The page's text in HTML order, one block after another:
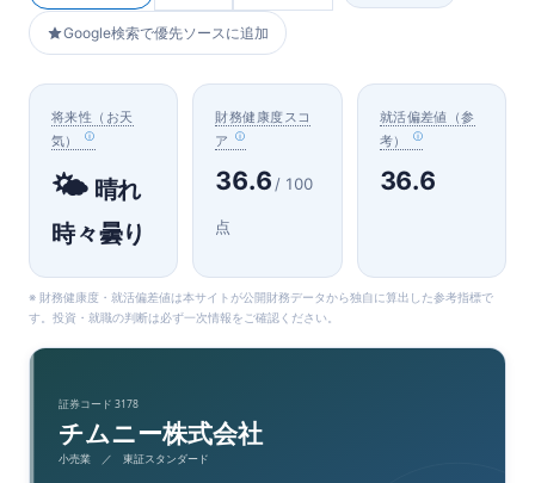
Google検索で優先ソースに追加
将来性（お天
気）
🌤️晴れ
時々曇り
財務健康度スコ
ア
36.6 / 100
点
就活偏差値（参
考）
36.6
※ 財務健康度・就活偏差値は本サイトが公開財務データから独自に算出した参考指標で
す。投資・就職の判断は必ず一次情報をご確認ください。
証券コード 3178
チムニー株式会社
小売業 ／ 東証スタンダード